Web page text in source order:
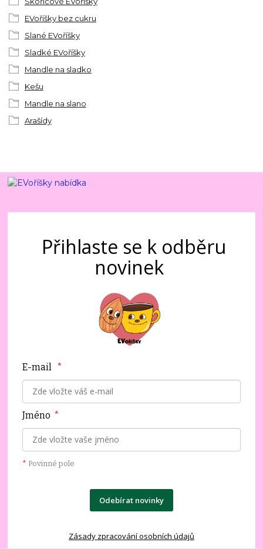
EVoříšky bez cukru
Slané EVoříšky
Sladké EVoříšky
Mandle na sladko
Kešu
Mandle na slano
Arašídy
Přihlaste se k odběru
novinek
E-mail *
Jméno *
* Povinné pole
Odebírat novinky
Zásady zpracování osobních údajů